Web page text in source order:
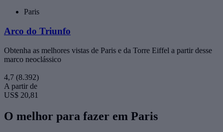
Paris
Arco do Triunfo
Obtenha as melhores vistas de Paris e da Torre Eiffel a partir desse
marco neoclássico
4,7 (8.392)
A partir de
US$ 20,81
O melhor para fazer em Paris